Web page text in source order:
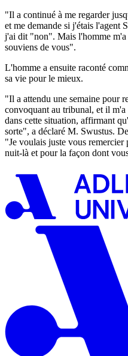
"Il a continué à me regarder
et me demande si j'étais l'agent
j'ai dit "non". Mais l'homme
souviens de vous".
L'homme a ensuite raconté
sa vie pour le mieux.
"Il a attendu une semaine pour
convoquant au tribunal, et il
dans cette situation, affirmant
sorte", a déclaré M. Swustus.
"Je voulais juste vous
nuit-là et pour la façon dont